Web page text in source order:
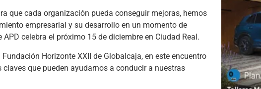
que cada organización pueda conseguir mejoras, hemos
empresarial y su desarrollo en un momento de
celebra el próximo 15 de diciembre en Ciudad Real.
Horizonte XXII de Globalcaja, en este encuentro
que pueden ayudarnos a conducir a nuestras